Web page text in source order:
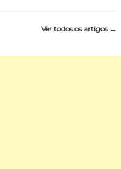
Ver todos os artigos →